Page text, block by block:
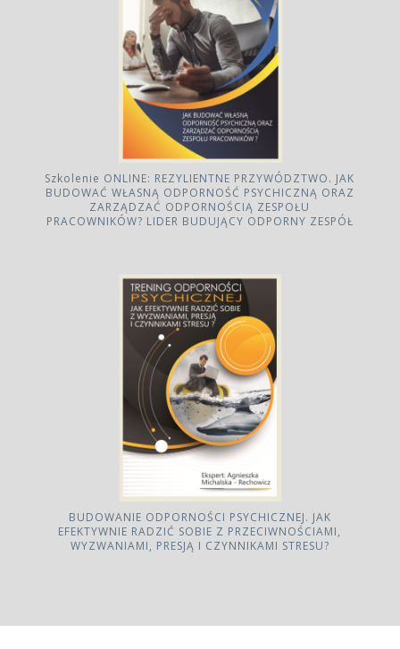
Szkolenie ONLINE: REZYLIENTNE PRZYWÓDZTWO. JAK
BUDOWAĆ WŁASNĄ ODPORNOŚĆ PSYCHICZNĄ ORAZ
ZARZĄDZAĆ ODPORNOŚCIĄ ZESPOŁU
PRACOWNIKÓW? LIDER BUDUJĄCY ODPORNY ZESPÓŁ
BUDOWANIE ODPORNOŚCI PSYCHICZNEJ. JAK
EFEKTYWNIE RADZIĆ SOBIE Z PRZECIWNOŚCIAMI,
WYZWANIAMI, PRESJĄ I CZYNNIKAMI STRESU?